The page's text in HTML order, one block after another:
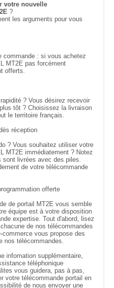
votre nouvelle
?
les arguments pour vous
commande : si vous achetez
MT2E pas forcément
offerts.
? Vous désirez recevoir
tôt ? Choisissez la livraison
le territoire français.
réception
? Vous souhaitez utiliser votre
MT2E immédiatement ? Notez
sont livrées avec des piles.
de votre télécommande
offerte
de portail MT2E vous semble
équipe est à votre disposition
expertise. Tout d'abord, lisez
de nos télécommandes
vous propose des
nos télécommandes.
infomation supplémentaire,
téléphonique
vous guidera, pas à pas,
votre télécommande portail en
de nous envoyer une